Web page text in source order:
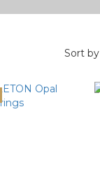
Sort by